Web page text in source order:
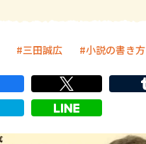
三田誠広 小説の書き方